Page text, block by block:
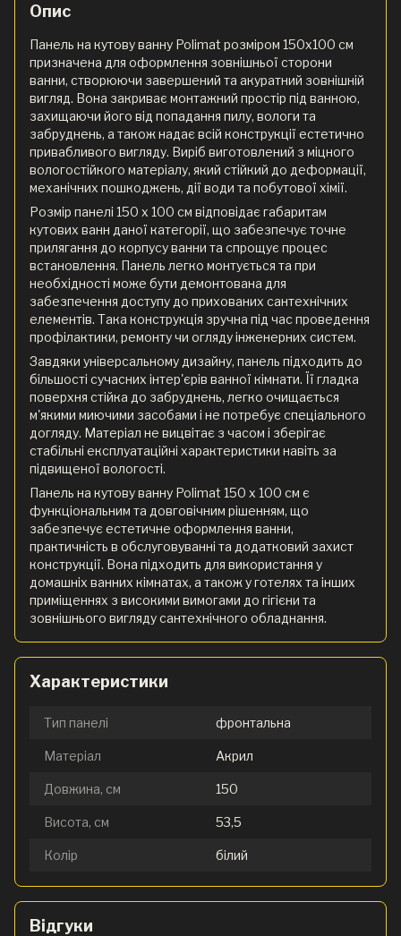
Опис
Панель на кутову ванну Polimat розміром 150х100 см
призначена для оформлення зовнішньої сторони
ванни, створюючи завершений та акуратний зовнішній
вигляд. Вона закриває монтажний простір під ванною,
захищаючи його від попадання пилу, вологи та
забруднень, а також надає всій конструкції естетично
привабливого вигляду. Виріб виготовлений з міцного
вологостійкого матеріалу, який стійкий до деформації,
механічних пошкоджень, дії води та побутової хімії.
Розмір панелі 150 х 100 см відповідає габаритам
кутових ванн даної категорії, що забезпечує точне
прилягання до корпусу ванни та спрощує процес
встановлення. Панель легко монтується та при
необхідності може бути демонтована для
забезпечення доступу до прихованих сантехнічних
елементів. Така конструкція зручна під час проведення
профілактики, ремонту чи огляду інженерних систем.
Завдяки універсальному дизайну, панель підходить до
більшості сучасних інтер'єрів ванної кімнати. Її гладка
поверхня стійка до забруднень, легко очищається
м'якими миючими засобами і не потребує спеціального
догляду. Матеріал не вицвітає з часом і зберігає
стабільні експлуатаційні характеристики навіть за
підвищеної вологості.
Панель на кутову ванну Polimat 150 х 100 см є
функціональним та довговічним рішенням, що
забезпечує естетичне оформлення ванни,
практичність в обслуговуванні та додатковий захист
конструкції. Вона підходить для використання у
домашніх ванних кімнатах, а також у готелях та інших
приміщеннях з високими вимогами до гігієни та
зовнішнього вигляду сантехнічного обладнання.
Характеристики
Тип панелі фронтальна
Матеріал Акрил
Довжина, см 150
Висота, см 53,5
Колір білий
Відгуки